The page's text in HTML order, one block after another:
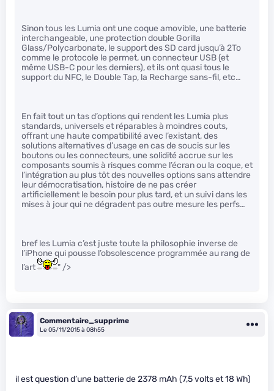
Sinon tous les Lumia ont une coque amovible, une batterie
interchangeable, une protection double Gorilla
Glass/Polycarbonate, le support des SD card jusqu’à 2To
comme le protocole le permet, un connecteur USB (et
même USB-C pour les derniers), et ils ont quasi tous le
support du NFC, le Double Tap, la Recharge sans-fil, etc…
En fait tout un tas d’options qui rendent les Lumia plus
standards, universels et réparables à moindres couts,
offrant une haute compatibilité avec l’existant, des
solutions alternatives d’usage en cas de soucis sur les
boutons ou les connecteurs, une solidité accrue sur les
composants soumis à risques comme l’écran ou la coque, et
l’intégration au plus tôt des nouvelles options sans attendre
leur démocratisation, histoire de ne pas créer
artificiellement le besoin pour plus tard, et un suivi dans les
mises à jour qui ne dégradent pas outre mesure les perfs…
bref les Lumia c’est juste toute la philosophie inverse de
l’iPhone qui pousse l’obsolescence programmée au rang de
l’art
" />
Commentaire_supprime
Le 05/11/2015 à 08h55
il est question d’une batterie de 2378 mAh (7,5 volts et 18 Wh)